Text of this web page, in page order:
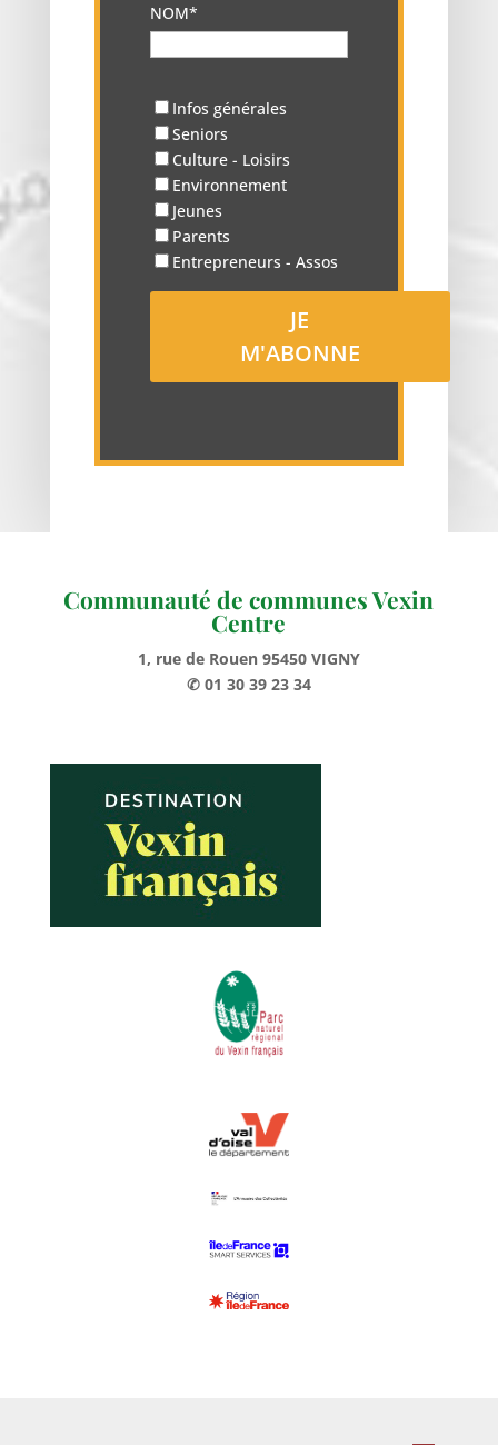
NOM*
Infos générales
Seniors
Culture - Loisirs
Environnement
Jeunes
Parents
Entrepreneurs - Assos
Communauté de communes Vexin
Centre
1, rue de Rouen 95450 VIGNY
✆ 01 30 39 23 34